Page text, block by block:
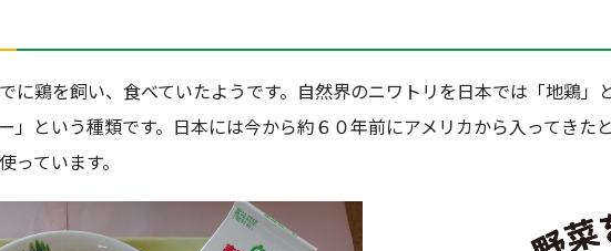
に鶏を飼い、食べていたようです。自然界のニワトリを日本では「地鶏」
」という種類です。日本には今から約６０年前にアメリカから入ってきた
っています。